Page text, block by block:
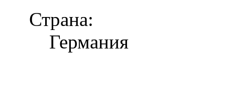
Страна:
Германия